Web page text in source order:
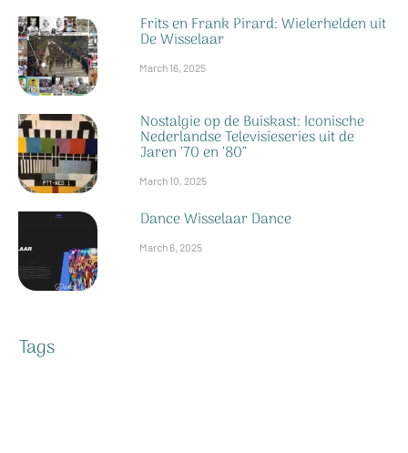
Frits en Frank Pirard: Wielerhelden uit
De Wisselaar
March 16, 2025
Nostalgie op de Buiskast: Iconische
Nederlandse Televisieseries uit de
Jaren ’70 en ’80”
March 10, 2025
Dance Wisselaar Dance
March 6, 2025
Tags